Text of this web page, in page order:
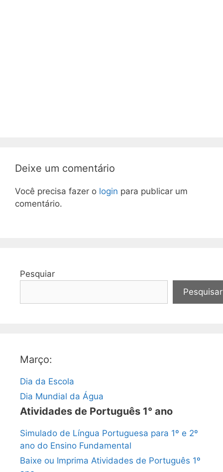
Deixe um comentário
Você precisa fazer o login para publicar um
comentário.
Pesquiar
Pesquisar
Março:
Dia da Escola
Dia Mundial da Água
Atividades de Português 1° ano
Simulado de Língua Portuguesa para 1º e 2º
ano do Ensino Fundamental
Baixe ou Imprima Atividades de Português 1º